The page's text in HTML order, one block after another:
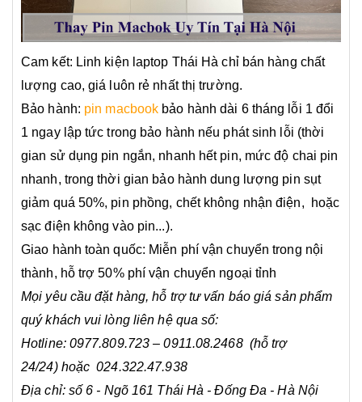
Cam kết: Linh kiện laptop Thái Hà chỉ bán hàng chất
lượng cao, giá luôn rẻ nhất thị trường.
Bảo hành: pin macbook bảo hành dài 6 tháng lỗi 1 đổi
1 ngay lập tức trong bảo hành nếu phát sinh lỗi (thời
gian sử dụng pin ngắn, nhanh hết pin, mức độ chai pin
nhanh, trong thời gian bảo hành dung lượng pin sụt
giảm quá 50%, pin phồng, chết không nhận điện, hoặc
sạc điện không vào pin...).
Giao hành toàn quốc: Miễn phí vận chuyển trong nội
thành, hỗ trợ 50% phí vận chuyển ngoại tỉnh
Mọi yêu cầu đặt hàng, hỗ trợ tư vấn báo giá sản phẩm
quý khách vui lòng liên hệ qua số:
Hotline: 0977.809.723 – 0911.08.2468 (hỗ trợ
24/24) hoặc 024.322.47.938
Địa chỉ: số 6 - Ngõ 161 Thái Hà - Đống Đa - Hà Nội